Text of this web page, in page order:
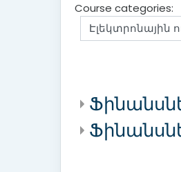
Course categories: